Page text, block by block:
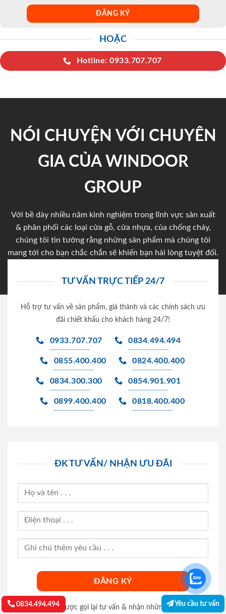
HOẶC
Hotline: 0933.707.707
NÓI CHUYỆN VỚI CHUYÊN
GIA CỦA WINDOOR
GROUP
Với bề dày nhiều năm kinh nghiệm trong lĩnh vực sản xuất
& phân phối các loại cửa gỗ, cửa nhựa, của chống cháy,
chúng tôi tin tưởng rằng những sản phẩm mà chúng tôi
mang tới cho bạn chắc chắn sẽ khiến bạn hài lòng tuyệt đối.
TƯ VẤN TRỰC TIẾP 24/7
Hỗ trợ tư vấn về sản phẩm, giá thành và các chính sách ưu
đãi chiết khấu cho khách hàng 24/7!
0933.707.707 0834.494.494
0855.400.400 0824.400.400
0834.300.300 0854.901.901
0899.400.400 0818.400.400
ĐK TƯ VẤN/ NHẬN ƯU ĐÃI
Đăng ký để được gọi lại tư vấn & nhận những ưu đãi mới
0834.494.494 Yêu cầu tư vấn